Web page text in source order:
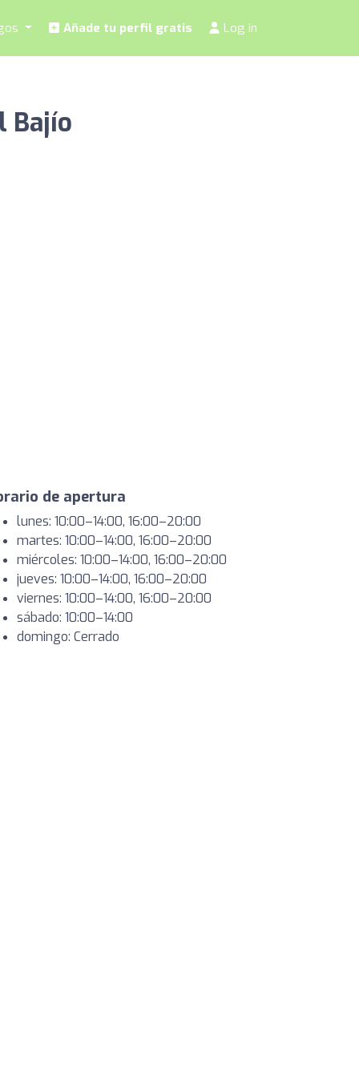
Añade tu perfil gratis Log in
Bajío
de apertura
lunes: 10:00–14:00, 16:00–20:00
martes: 10:00–14:00, 16:00–20:00
miércoles: 10:00–14:00, 16:00–20:00
jueves: 10:00–14:00, 16:00–20:00
viernes: 10:00–14:00, 16:00–20:00
sábado: 10:00–14:00
domingo: Cerrado